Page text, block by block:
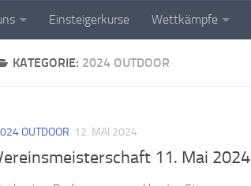
Einsteigerkurse Wettkämpfe
KATEGORIE: 2024 OUTDOOR
OUTDOOR 12. MAI 2024
11. Mai 2024